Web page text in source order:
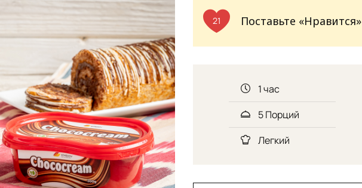
21 Поставьте «Нравится»
1 час
5 Порций
Легкий